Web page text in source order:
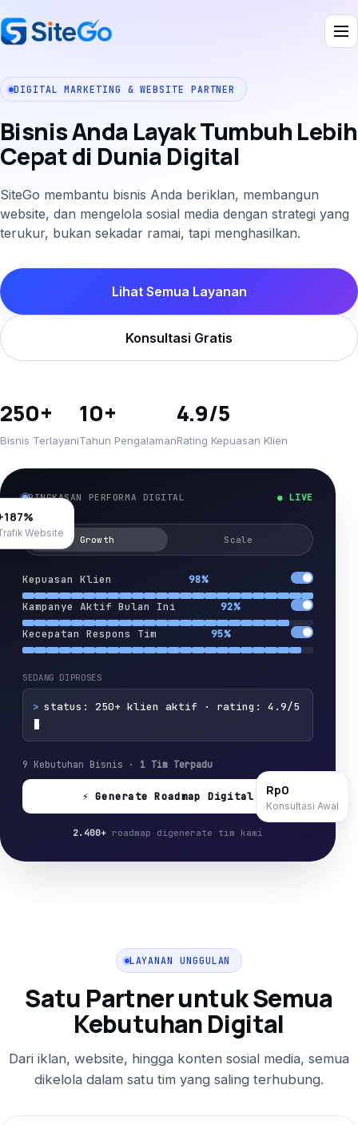
Jasa Iklan Meta Ads
Jasa Iklan Meta Ads Corporate
Jasa Iklan Google Ads
Jasa Iklan TikTok Ads
Jasa Pembuatan Website
Jasa Kelola Sosmed
Website & Aplikasi Custom
Jasa Desain Grafis
DIGITAL MARKETING & WEBSITE PARTNER
Bisnis Anda Layak Tumbuh Lebih
Cepat di Dunia Digital
SiteGo membantu bisnis Anda beriklan, membangun
website, dan mengelola sosial media dengan strategi yang
terukur, bukan sekadar ramai, tapi menghasilkan.
Lihat Semua Layanan
Konsultasi Gratis
250+
Bisnis Terlayani
10+
Tahun Pengalaman
4.9/5
Rating Kepuasan Klien
RINGKASAN PERFORMA DIGITAL ● LIVE
Growth Scale
Kepuasan Klien
98%
Kampanye Aktif Bulan Ini
92%
Kecepatan Respons Tim
95%
SEDANG DIPROSES
> status: 250+ klien aktif · rating: 4.9/5
9 Kebutuhan Bisnis · 1 Tim Terpadu
⚡ Generate Roadmap Digital
2.400+ roadmap digenerate tim kami
Website
Rp0
Konsultasi Awal
LAYANAN UNGGULAN
Satu Partner untuk Semua
Kebutuhan Digital
Dari iklan, website, hingga konten sosial media, semua
dikelola dalam satu tim yang saling terhubung.